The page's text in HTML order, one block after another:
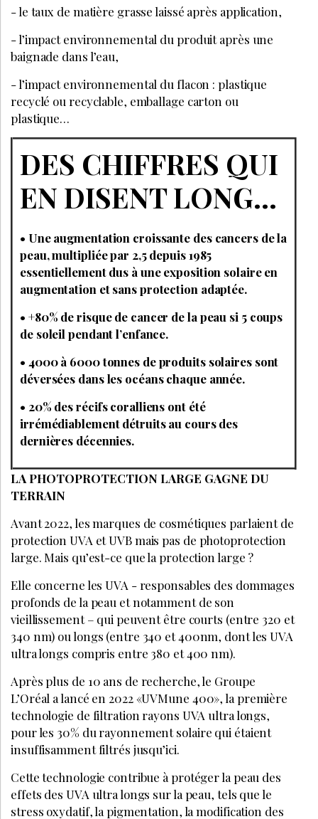
- le taux de matière grasse laissé après application,
- l’impact environnemental du produit après une
baignade dans l’eau,
- l’impact environnemental du flacon : plastique
recyclé ou recyclable, emballage carton ou
plastique…
DES CHIFFRES QUI
EN DISENT LONG…
• Une augmentation croissante des cancers de la
peau, multipliée par 2,5 depuis 1985
essentiellement dus à une exposition solaire en
augmentation et sans protection adaptée.
• +80% de risque de cancer de la peau si 5 coups
de soleil pendant l’enfance.
• 4000 à 6000 tonnes de produits solaires sont
déversées dans les océans chaque année.
• 20% des récifs coralliens ont été
irrémédiablement détruits au cours des
dernières décennies.
LA PHOTOPROTECTION LARGE GAGNE DU
TERRAIN
Avant 2022, les marques de cosmétiques parlaient de
protection UVA et UVB mais pas de photoprotection
large. Mais qu’est-ce que la protection large ?
Elle concerne les UVA - responsables des dommages
profonds de la peau et notamment de son
vieillissement – qui peuvent être courts (entre 320 et
340 nm) ou longs (entre 340 et 400nm, dont les UVA
ultra longs compris entre 380 et 400 nm).
Après plus de 10 ans de recherche, le Groupe
L’Oréal a lancé en 2022 «UVMune 400», la première
technologie de filtration rayons UVA ultra longs,
pour les 30% du rayonnement solaire qui étaient
insuffisamment filtrés jusqu’ici.
Cette technologie contribue à protéger la peau des
effets des UVA ultra longs sur la peau, tels que le
stress oxydatif, la pigmentation, la modification des